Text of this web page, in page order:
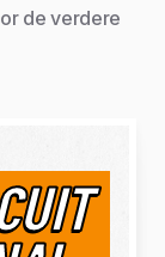
de verdere